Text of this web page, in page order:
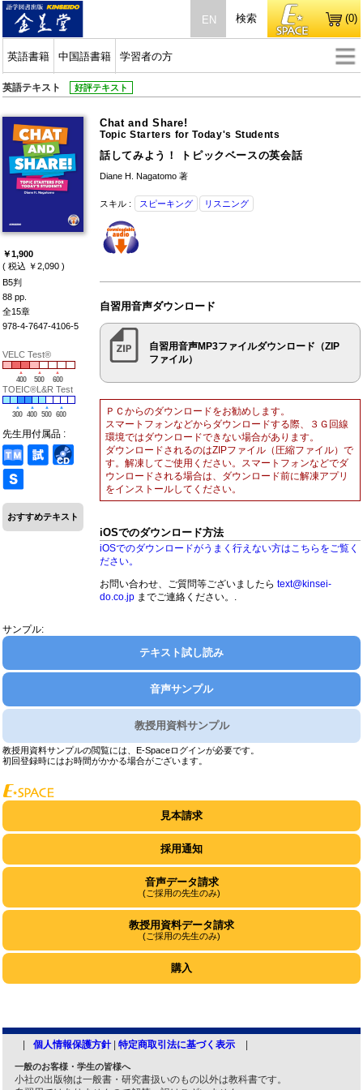
EN
英語書籍 中国語書籍 学習者の方
検索 (0)
英語テキスト 好評テキスト
￥1,900
( 税込 ￥2,090 )
B5判
88 pp.
全15章
978-4-7647-4106-5
VELC Test®
400 500 600
TOEIC®L&R Test
300 400 500 600
先生用付属品 :
おすすめテキスト
Chat and Share!
Topic Starters for Today's Students
話してみよう！ トピックベースの英会話
Diane H. Nagatomo 著
スキル : スピーキング リスニング
自習用音声ダウンロード
自習用音声MP3ファイルダウンロード（ZIP
ファイル）
ＰＣからのダウンロードをお勧めします。
スマートフォンなどからダウンロードする際、３Ｇ回線
環境ではダウンロードできない場合があります。
ダウンロードされるのはZIPファイル（圧縮ファイル）で
す。解凍してご使用ください。スマートフォンなどでダ
ウンロードされる場合は、ダウンロード前に解凍アプリ
をインストールしてください。
iOSでのダウンロード方法
iOSでのダウンロードがうまく行えない方はこちらをご覧く
ださい。
お問い合わせ、ご質問等ございましたら text@kinsei-
do.co.jp までご連絡ください。.
サンプル:
テキスト試し読み
音声サンプル
教授用資料サンプル
教授用資料サンプルの閲覧には、E-Spaceログインが必要です。
初回登録時にはお時間がかかる場合がございます。
見本請求
採用通知
音声データ請求
(ご採用の先生のみ)
教授用資料データ請求
(ご採用の先生のみ)
購入
個人情報保護方針| 特定商取引法に基づく表示
一般のお客様・学生の皆様へ
小社の出版物は一般書・研究書扱いのもの以外は教科書です。